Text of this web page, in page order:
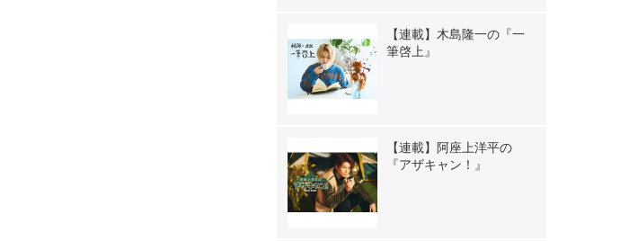
【連載】木島隆一の『一
筆啓上』
【連載】阿座上洋平の
『アザキャン！』